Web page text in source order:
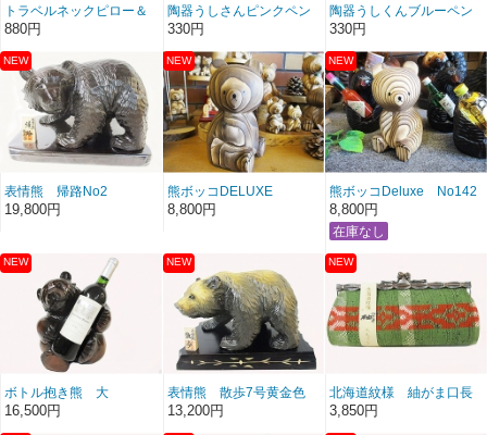
トラベルネックピロー＆
アイマスク
880円
陶器うしさんピンクペン
立て的な
330円
陶器うしくんブルーペン
立て的な
330円
表情熊 帰路No2
19,800円
熊ボッコDELUXE
NO143
8,800円
熊ボッコDeluxe No142
8,800円
ボトル抱き熊 大
16,500円
表情熊 散歩7号黄金色
13,200円
北海道紋様 紬がま口長
角わさび色
3,850円